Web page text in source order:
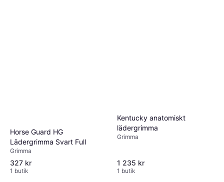
Horse Guard HG
Lädergrimma Svart Full
Grimma
327 kr
1 butik
Kentucky anatomiskt
lädergrimma
Grimma
1 235 kr
1 butik